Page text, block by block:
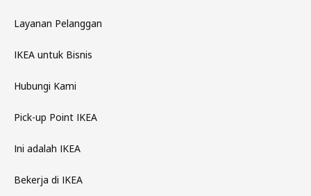
Layanan Pelanggan
IKEA untuk Bisnis
Hubungi Kami
Pick-up Point IKEA
Ini adalah IKEA
Bekerja di IKEA